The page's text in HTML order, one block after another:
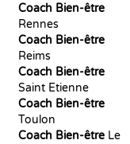
Coach Bien-être
Rennes
Coach Bien-être
Reims
Coach Bien-être
Saint Etienne
Coach Bien-être
Toulon
Coach Bien-êtreLe